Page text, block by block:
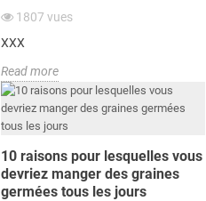
1807 vues
XXX
Read more
10 raisons pour lesquelles vous
devriez manger des graines
germées tous les jours